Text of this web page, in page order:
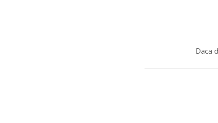
Conveniență:
Comandă acum
Daca